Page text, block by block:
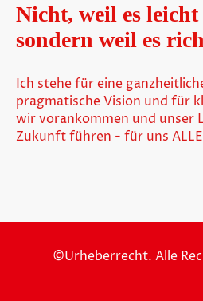
Nicht, weil es
sondern weil es
Ich stehe für eine
pragmatische Vision und für
wir vorankommen und unser
Zukunft führen - für uns
©Urheberrecht. Alle